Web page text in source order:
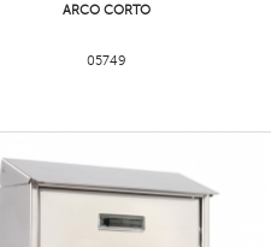
ARCO CORTO
05749